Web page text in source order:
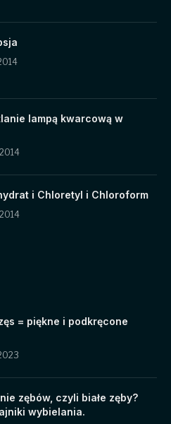
lampą kwarcową w
i Chloretyl i Chloroform
= piękne i podkręcone
zębów, czyli białe zęby?
wybielania.